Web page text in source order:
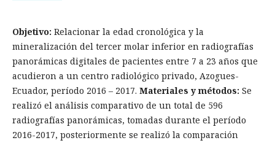
Objetivo: Relacionar la edad cronológica y la
mineralización del tercer molar inferior en radiografías
panorámicas digitales de pacientes entre 7 a 23 años que
acudieron a un centro radiológico privado, Azogues-
Ecuador, período 2016 – 2017. Materiales y métodos: Se
realizó el análisis comparativo de un total de 596
radiografías panorámicas, tomadas durante el período
2016-2017, posteriormente se realizó la comparación